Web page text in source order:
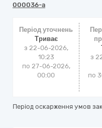
000036-a
Період уточнень
Триває
з 22-06-2026,
10:23
по 27-06-2026,
00:00
з
по
Період оскарження умов